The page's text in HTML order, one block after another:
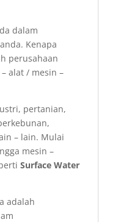
dalam
Kenapa
perusahaan
alat / mesin –
pertanian,
– lain. Mulai
mesin –
Surface Water
adalah